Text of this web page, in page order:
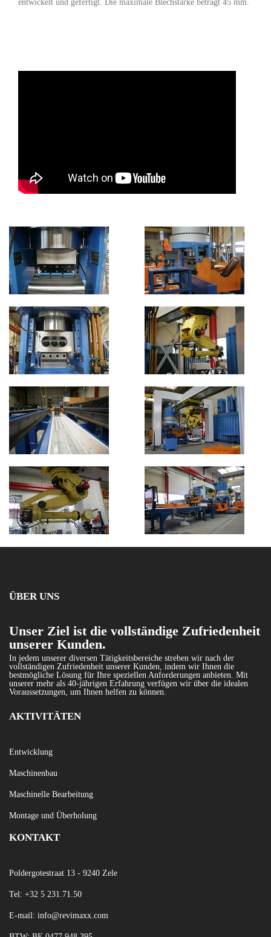
entwickelt und gefertigt. Die maximale Blechstärke beträgt 45 mm.
ÜBER UNS
Unser Ziel ist die vollständige Zufriedenheit
unserer Kunden.
In jedem unserer diversen Tätigkeitsbereiche streben wir nach der
vollständigen Zufriedenheit unserer Kunden, indem wir Ihnen die
bestmögliche Lösung für Ihre speziellen Anforderungen anbieten. Mit
unserer mehr als 40-jährigen Erfahrung verfügen wir über die idealen
Voraussetzungen, um Ihnen helfen zu können.
AKTIVITÄTEN
Entwicklung
Maschinenbau
Maschinelle Bearbeitung
Montage und Überholung
KONTAKT
Poldergotestraat 13 - 9240 Zele
Tel: +32 5 231 .71.50
E-mail: info@revimaxx.com